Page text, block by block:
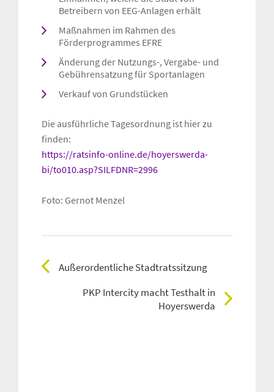
Betreibern von EEG-Anlagen erhält
Maßnahmen im Rahmen des
Förderprogrammes EFRE
Änderung der Nutzungs-, Vergabe- und
Gebührensatzung für Sportanlagen
Verkauf von Grundstücken
Die ausführliche Tagesordnung ist hier zu
finden:
https://ratsinfo-online.de/hoyerswerda-
bi/to010.asp?SILFDNR=2996
Foto: Gernot Menzel
Außerordentliche Stadtratssitzung
PKP Intercity macht Testhalt in
Hoyerswerda